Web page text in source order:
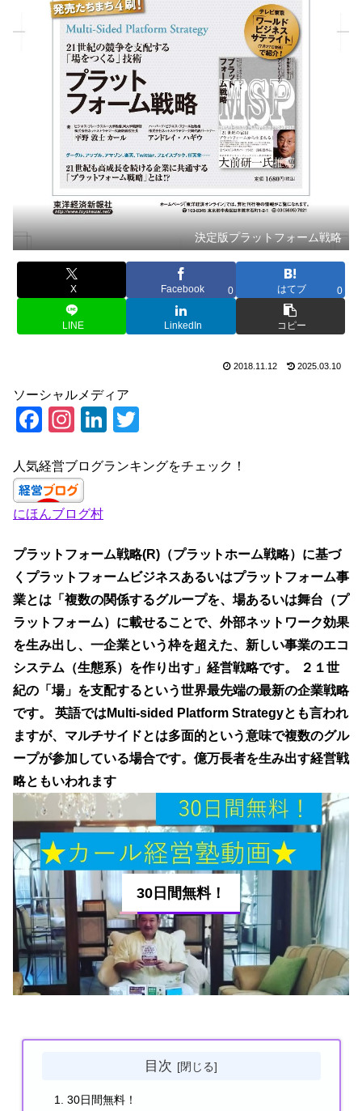
決定版プラットフォーム戦略
X Facebook 0 はてブ 0
LINE LinkedIn コピー
2018.11.12 2025.03.10
ソーシャルメディア
F
c
e
b
o
o
k
In
a
gr
a
m
Li
k
n
tt
人気経営ブログランキングをチェック！
にほんブログ村
プラットフォーム戦略(R)（プラットホーム戦略）に基づ
くプラットフォームビジネスあるいはプラットフォーム事
業とは「複数の関係するグループを、場あるいは舞台（プ
ラットフォーム）に載せることで、外部ネットワーク効果
を生み出し、一企業という枠を超えた、新しい事業のエコ
システム（生態系）を作り出す」経営戦略です。
２１世
紀の「場」を支配するという世界最先端の最新の企業戦略
です。
英語ではMulti-sided Platform Strategyとも言われ
ますが、マルチサイドとは多面的という意味で複数のグル
ープが参加している場合です。億万長者を生み出す経営戦
略ともいわれます
30日間無料！
目次
30日間無料！